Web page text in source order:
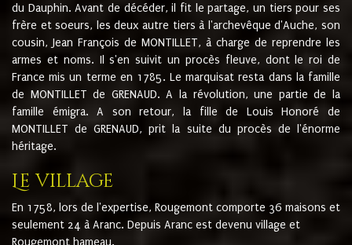
du Dauphin. Avant de décéder, il fit le partage, un tiers pour ses
frère et soeurs, les deux autre tiers à l'archevêque d'Auche, son
cousin, Jean François de MONTILLET, à charge de reprendre les
armes et noms. Il s'en suivit un procès fleuve, dont le roi de
France mis un terme en 1785. Le marquisat resta dans la famille
de MONTILLET de GRENAUD. A la révolution, une partie de la
famille émigra. A son retour, la fille de Louis Honoré de
MONTILLET de GRENAUD, prit la suite du procès de l'énorme
héritage.
Le village
En 1758, lors de l'expertise, Rougemont comporte 36 maisons et
seulement 24 à Aranc. Depuis Aranc est devenu village et
Rougemont hameau.